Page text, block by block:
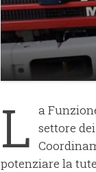
L a
settore
potenziare la